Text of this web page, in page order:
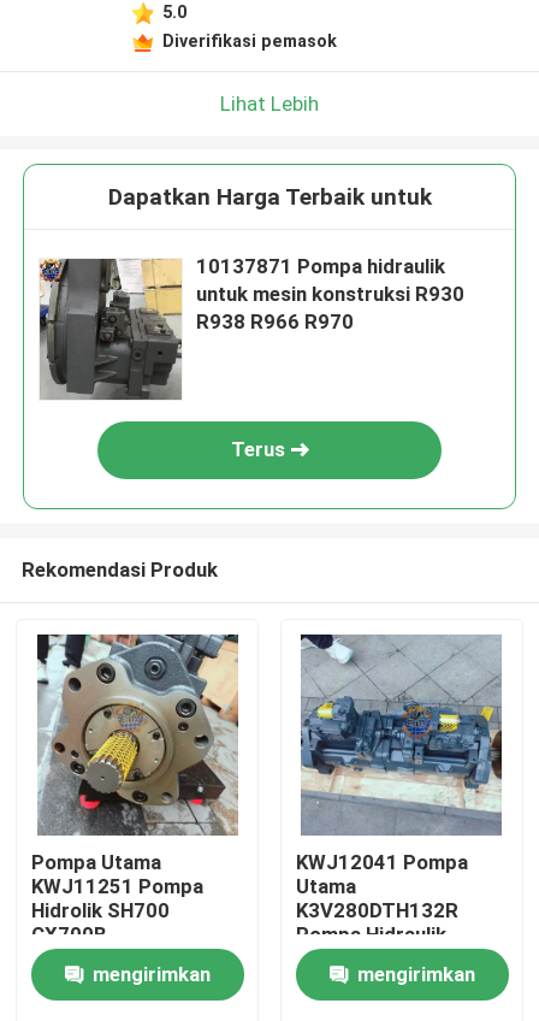
Rumah
5.0
Diverifikasi pemasok
Lihat Lebih
Dapatkan Harga Terbaik untuk
10137871 Pompa hidraulik
untuk mesin konstruksi R930
R938 R966 R970
Terus
Rekomendasi Produk
Pompa Utama
KWJ11251 Pompa
Hidrolik SH700
CX700B
K3V280DTH131R-
9Y04-HVB Pompa
mengirimkan
KWJ12041 Pompa
Utama
K3V280DTH132R
Pompa Hidraulik
CX750D LINKBELT
750LX Pompa
Hidraulik
mengirimkan